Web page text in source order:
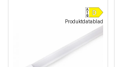
Produktdatablad